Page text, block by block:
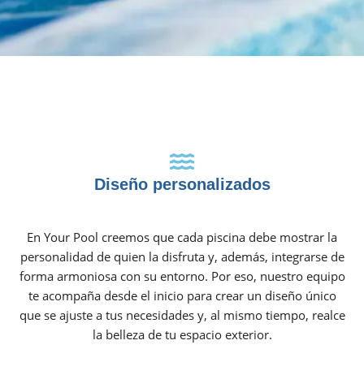
Diseño personalizados
En Your Pool creemos que cada piscina debe mostrar la
personalidad de quien la disfruta y, además, integrarse de
forma armoniosa con su entorno. Por eso, nuestro equipo
te acompaña desde el inicio para crear un diseño único
que se ajuste a tus necesidades y, al mismo tiempo, realce
la belleza de tu espacio exterior.